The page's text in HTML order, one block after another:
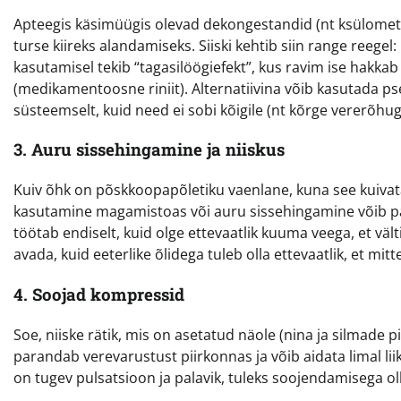
Apteegis käsimüügis olevad dekongestandid (nt
turse kiireks alandamiseks. Siiski kehtib siin range reegel:
kasutamisel tekib “tagasilöögiefekt”, kus ravim ise
(medikamentoosne riniit). Alternatiivina võib kasutada
süsteemselt, kuid need ei sobi kõigile (nt kõrge
3. Auru sissehingamine ja niiskus
Kuiv õhk on põskkoopapõletiku vaenlane, kuna see
kasutamine magamistoas või auru sissehingamine võib
töötab endiselt, kuid olge ettevaatlik kuuma veega, et
avada, kuid eeterlike õlidega tuleb olla ettevaatlik, et
4. Soojad kompressid
Soe, niiske rätik, mis on asetatud näole (nina ja silmade
parandab verevarustust piirkonnas ja võib aidata limal
on tugev pulsatsioon ja palavik, tuleks soojendamisega